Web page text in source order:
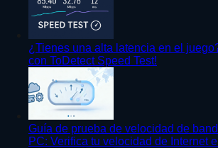
¿Tienes una alta latencia en el
con ToDetect Speed Test!
Guía de prueba de velocidad de
PC: Verifica tu velocidad de Internet